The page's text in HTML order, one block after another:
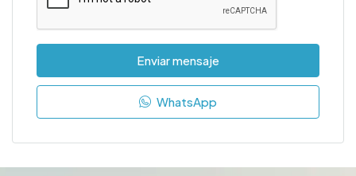
Enviar mensaje
WhatsApp